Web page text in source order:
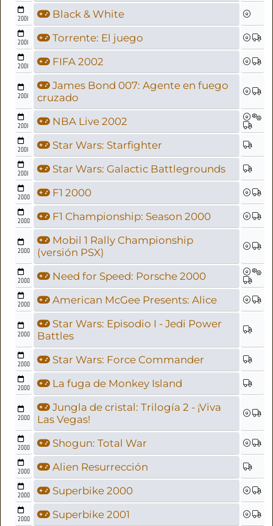
2001 Black & White
2001 Torrente: El juego
2001 FIFA 2002
2001
James Bond 007: Agente en fuego
cruzado
2001 NBA Live 2002
2001 Star Wars: Starfighter
2001 Star Wars: Galactic Battlegrounds
2000 F1 2000
2000 F1 Championship: Season 2000
2000
Mobil 1 Rally Championship
(versión PSX)
2000 Need for Speed: Porsche 2000
2000 American McGee Presents: Alice
2000
Star Wars: Episodio I - Jedi Power
Battles
2000 Star Wars: Force Commander
2000 La fuga de Monkey Island
2000
Jungla de cristal: Trilogía 2 - ¡Viva
Las Vegas!
2000 Shogun: Total War
2000 Alien Resurrección
2000 Superbike 2000
2000 Superbike 2001